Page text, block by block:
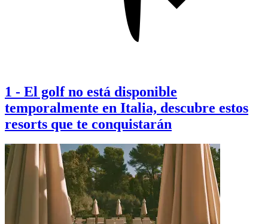
1 - El golf no está disponible
temporalmente en Italia, descubre estos
resorts que te conquistarán